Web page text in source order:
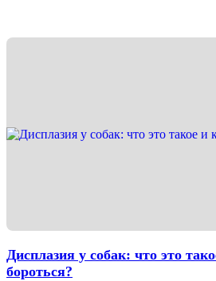
Дисплазия у собак: что это
бороться?